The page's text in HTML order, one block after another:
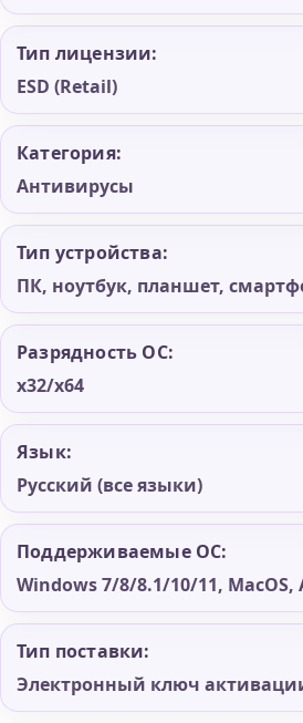
Тип лицензии:
ESD (Retail)
Категория:
Антивирусы
Тип устройства:
ПК, ноутбук, планшет,
Разрядность ОС:
x32/x64
Язык:
Русский (все языки)
Поддерживаемые ОС:
Windows 7/8/8.1/10/11, MacOS,
Тип поставки:
Электронный ключ